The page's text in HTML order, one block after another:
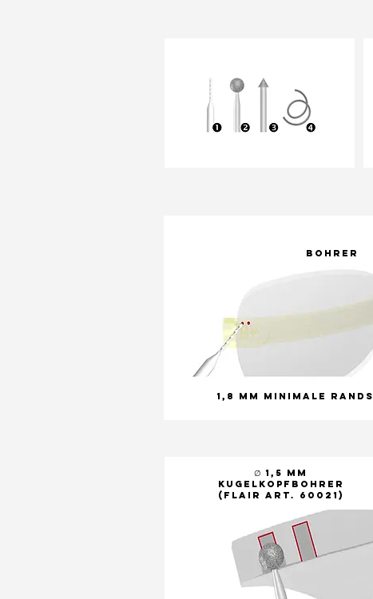
1,8 mm minimale
Bohrer
∅ 1,5 mm
Kugelkopfbohrer
(FLAIR Art. 60021)